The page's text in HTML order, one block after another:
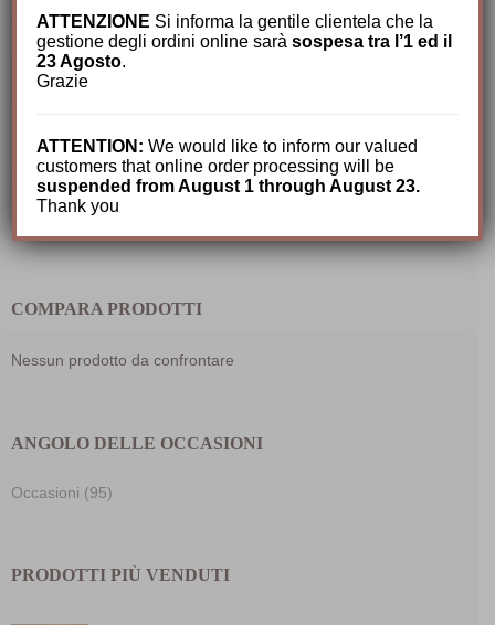
CERCA TRA I NOSTRI PRODOTTI
Cerca:
IL MIO CARRELLO
COMPARA PRODOTTI
Nessun prodotto da confrontare
ANGOLO DELLE OCCASIONI
Occasioni (95)
PRODOTTI PIÙ VENDUTI
ATTENZIONE Si informa la gentile clientela che la
gestione degli ordini online saràsospesa tra l’1 ed il
23 Agosto.
Grazie
ATTENTION: We would like to inform our valued
customers that online order processing will be
suspended from August 1 through August 23.
Thank you